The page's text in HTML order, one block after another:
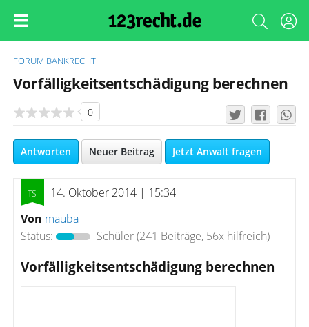
FORUM BANKRECHT
Vorfälligkeitsentschädigung berechnen
0
Antworten Neuer Beitrag Jetzt Anwalt fragen
14. Oktober 2014 | 15:34
Von mauba
Status:
Schüler(241 Beiträge, 56x hilfreich)
Vorfälligkeitsentschädigung berechnen